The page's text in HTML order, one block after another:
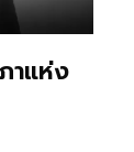
าแห่ง